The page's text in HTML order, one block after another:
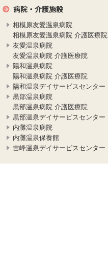
相模原友愛温泉病院
相模原友愛温泉病院 介護医療院
友愛温泉病院
友愛温泉病院 介護医療院
陽和温泉病院
陽和温泉病院 介護医療院
陽和温泉デイサービスセンター
黒部温泉病院
黒部温泉病院 介護医療院
黒部温泉デイサービスセンター
内灘温泉病院
内灘温泉保養館
吉峰温泉デイサービスセンター